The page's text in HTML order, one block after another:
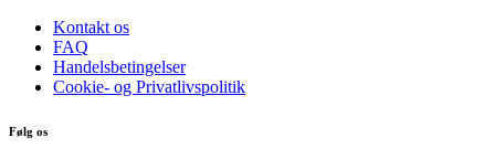
Kontakt os
FAQ
Handelsbetingelser
Cookie- og Privatlivspolitik
Følg os